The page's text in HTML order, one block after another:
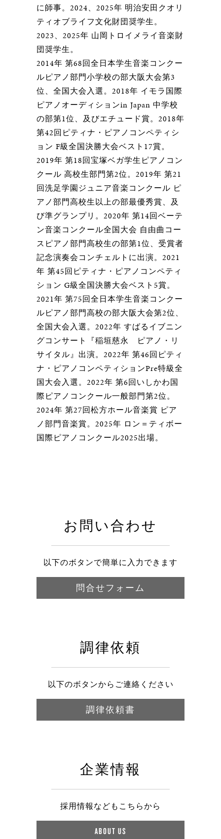
に師事。2024、2025年 明治安田クオリ
ティオブライフ文化財団奨学生。
2023、2025年 山岡トロイメライ音楽財
団奨学生。
2014年 第68回全日本学生音楽コンクー
ルピアノ部門小学校の部大阪大会第3
位、全国大会入選。2018年 イモラ国際
ピアノオーディションin Japan 中学校
の部第1位、及びエチュード賞。2018年
第42回ピティナ・ピアノコンペティシ
ョン F級全国決勝大会ベスト17賞。
2019年 第18回宝塚ベガ学生ピアノコン
クール 高校生部門第2位。2019年 第21
回洗足学園ジュニア音楽コンクール ピ
アノ部門高校生以上の部最優秀賞、及
び準グランプリ。2020年 第14回ベーテ
ン音楽コンクール全国大会 自由曲コー
スピアノ部門高校生の部第1位、受賞者
記念演奏会コンチェルトに出演。2021
年 第45回ピティナ・ピアノコンペティ
ション G級全国決勝大会ベスト5賞。
2021年 第75回全日本学生音楽コンクー
ルピアノ部門高校の部大阪大会第2位、
全国大会入選。2022年 すばるイブニン
グコンサート『稲垣慈永 ピアノ・リ
サイタル』出演。2022年 第46回ピティ
ナ・ピアノコンペティションPre特級全
国大会入選。2022年 第6回いしかわ国
際ピアノコンクール一般部門第2位。
2024年 第27回松方ホール音楽賞 ピア
ノ部門音楽賞。2025年 ロン＝ティボー
国際ピアノコンクール2025出場。
お問い合わせ
以下のボタンで簡単に入力できます
問合せフォーム
調律依頼
以下のボタンからご連絡ください
調律依頼書
企業情報
採用情報などもこちらから
ABOUT US